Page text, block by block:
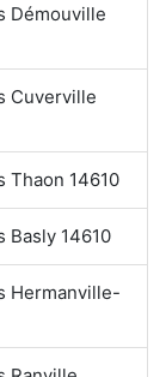
Démouville
Cuverville
Thaon 14610
Basly 14610
Hermanville-